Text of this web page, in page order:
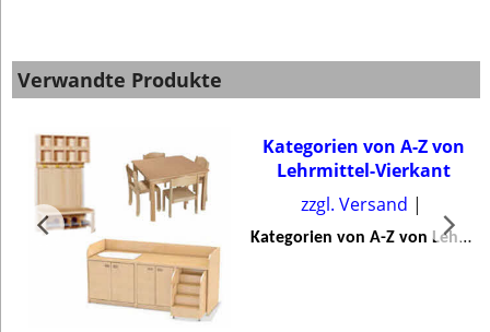
Verwandte Produkte
Kategorien von A-Z von
Lehrmittel-Vierkant
zzgl. Versand
K
ategorien von A-Z von Lehrmittel-Vierkant